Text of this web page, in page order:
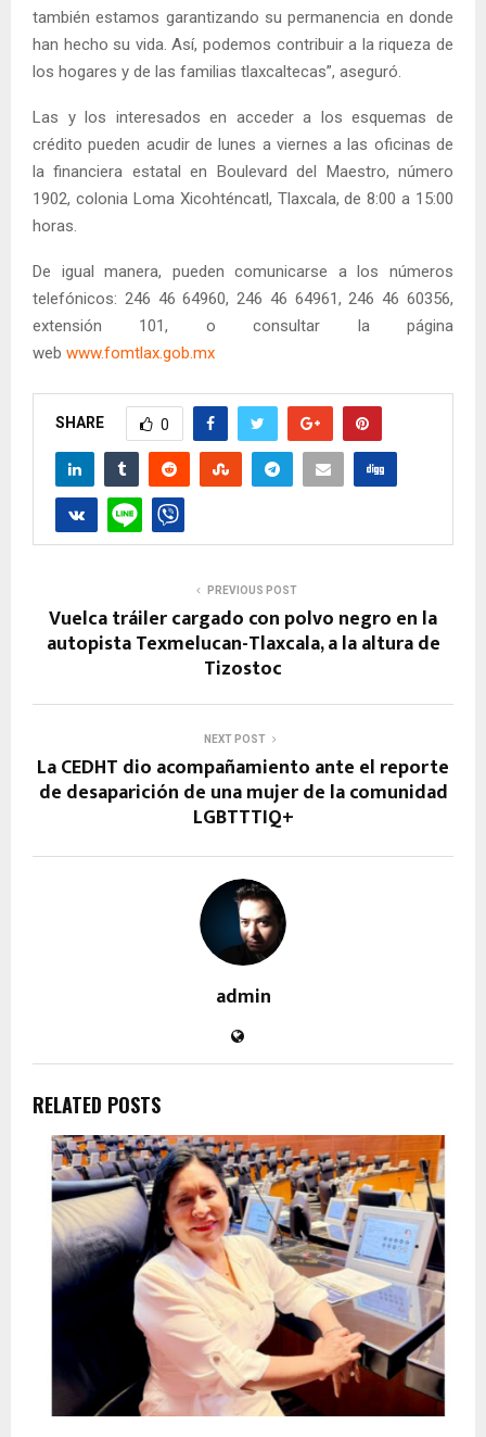
también estamos garantizando su permanencia en donde
han hecho su vida. Así, podemos contribuir a la riqueza de
los hogares y de las familias tlaxcaltecas”, aseguró.
Las y los interesados en acceder a los esquemas de
crédito pueden acudir de lunes a viernes a las oficinas de
la financiera estatal en Boulevard del Maestro, número
1902, colonia Loma Xicohténcatl, Tlaxcala, de 8:00 a 15:00
horas.
De igual manera, pueden comunicarse a los números
telefónicos: 246 46 64960, 246 46 64961, 246 46 60356,
extensión 101, o consultar la página
web www.fomtlax.gob.mx
SHARE 0
PREVIOUS POST
Vuelca tráiler cargado con polvo negro en la
autopista Texmelucan-Tlaxcala, a la altura de
Tizostoc
NEXT POST
La CEDHT dio acompañamiento ante el reporte
de desaparición de una mujer de la comunidad
LGBTTTIQ+
admin
RELATED POSTS